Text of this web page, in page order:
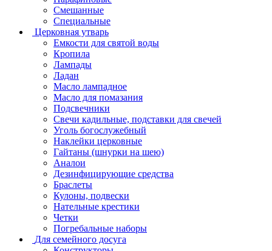
Смешанные
Специальные
Церковная утварь
Емкости для святой воды
Кропила
Лампады
Ладан
Масло лампадное
Масло для помазания
Подсвечники
Свечи кадильные, подставки для свечей
Уголь богослужебный
Наклейки церковные
Гайтаны (шнурки на шею)
Аналои
Дезинфицирующие средства
Браслеты
Кулоны, подвески
Нательные крестики
Четки
Погребальные наборы
Для семейного досуга